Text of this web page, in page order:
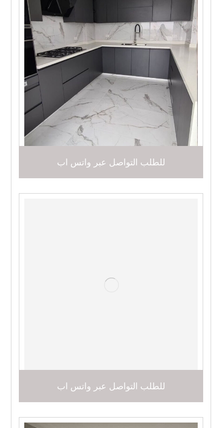
للطلب التواصل عبر واتس اب
للطلب التواصل عبر واتس اب